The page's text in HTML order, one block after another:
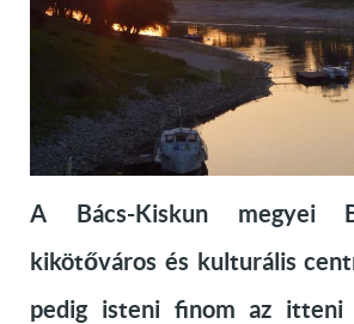
A Bács-Kiskun megyei
kikötőváros és kulturális
pedig isteni finom az itteni